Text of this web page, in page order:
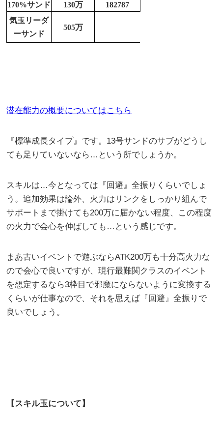
170%サンド
130万
182787
気玉リーダ
ーサンド
505万
潜在能力の概要についてはこちら
『標準成長タイプ』です。13号サンドのサブがどうし
ても足りていないなら…という所でしょうか。
スキルは…今となっては『回避』全振りくらいでしょ
う。追加効果は論外、火力はリンクをしっかり組んで
サポートまで掛けても200万に届かない程度、この程度
の火力で会心を伸ばしても…という感じです。
まあ古いイベントで遊ぶならATK200万も十分高火力な
ので会心で良いですが、現行最難関クラスのイベント
を想定するなら3枠目で邪魔にならないように変換する
くらいが仕事なので、それを思えば『回避』全振りで
良いでしょう。
【スキル玉について】